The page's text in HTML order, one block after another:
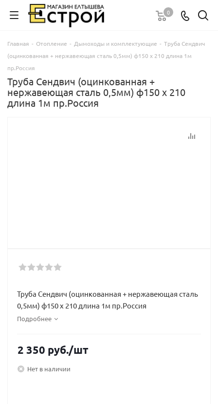
0
Главная - Отопление - Дымоходы и комплектующие - Труба Сендвич
(оцинкованная + нержавеющая сталь 0,5мм) ф150 х 210 длина 1м
пр.Россия
Труба Сендвич (оцинкованная +
нержавеющая сталь 0,5мм) ф150 х 210
длина 1м пр.Россия
Труба Сендвич (оцинкованная + нержавеющая сталь
0,5мм) ф150 х 210 длина 1м пр.Россия
Подробнее
2 350 руб./шт
Нет в наличии